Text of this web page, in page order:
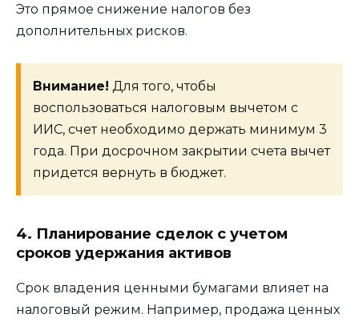
Это прямое снижение налогов без
дополнительных рисков.
Внимание! Для того, чтобы
воспользоваться налоговым вычетом с
ИИС, счет необходимо держать минимум 3
года. При досрочном закрытии счета вычет
придется вернуть в бюджет.
4. Планирование сделок с учетом
сроков удержания активов
Срок владения ценными бумагами влияет на
налоговый режим. Например, продажа ценных